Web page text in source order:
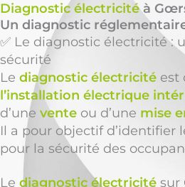
Diagnostic électricitéà
Un diagnostic
✅ Le diagnostic électricité :
sécurité
Le diagnostic électricité est
l’installation électrique
d’une vente ou d’une mise
Il a pour objectif d’identifier
pour la sécurité des
Le diagnostic électricité sur